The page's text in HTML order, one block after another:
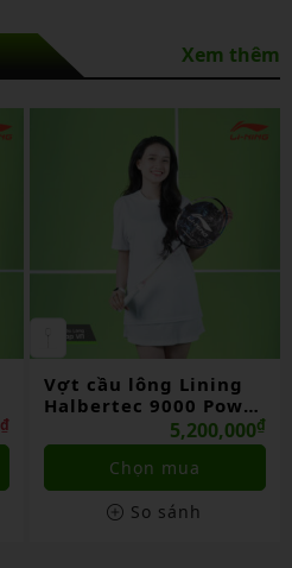
Xem thêm
₫
Vợt Cầu Lông Lining
Aeronaut 6000
Control Chính Hãng
1,631,000₫
Chọn mua
So sánh